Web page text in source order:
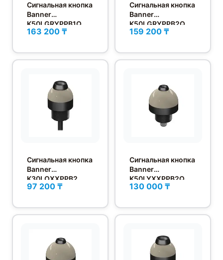
Сигнальная кнопка
Banner
K50LGRYPPB1Q
163 200 ₸
Сигнальная кнопка
Banner
K50LGRYPPB2Q
159 200 ₸
Сигнальная кнопка
Banner
K30LOXXPPB2
97 200 ₸
Сигнальная кнопка
Banner
K50LYXXPPB2Q
130 000 ₸